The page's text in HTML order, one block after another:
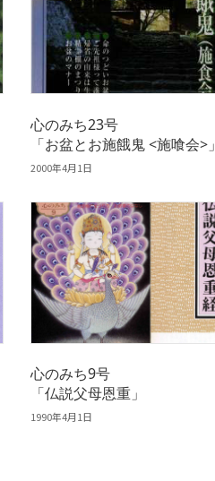
心のみち23号
「お盆とお施餓鬼 <施喰会>」
2000年4月1日
心のみち9号
「仏説父母恩重」
1990年4月1日